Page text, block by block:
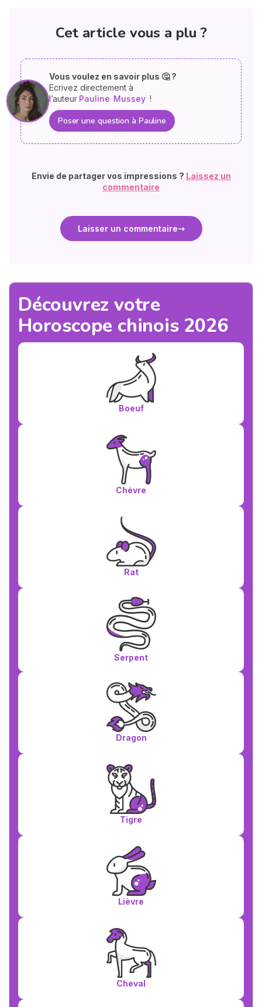
Cet article vous a plu ?
Vous voulez en savoir plus 🤔 ?
Ecrivez directement à
l’auteur Pauline Mussey !
Poser une question à Pauline
Envie de partager vos impressions ? Laissez un
commentaire
Laisser un commentaire
Découvrez votre
Horoscope chinois 2026
Boeuf
Chèvre
Rat
Serpent
Dragon
Tigre
Lièvre
Cheval